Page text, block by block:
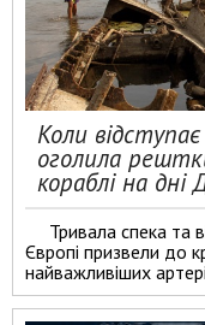
Коли
оголила
кораблі на дні
Тривала спека та
Європі призвели до
найважливіших